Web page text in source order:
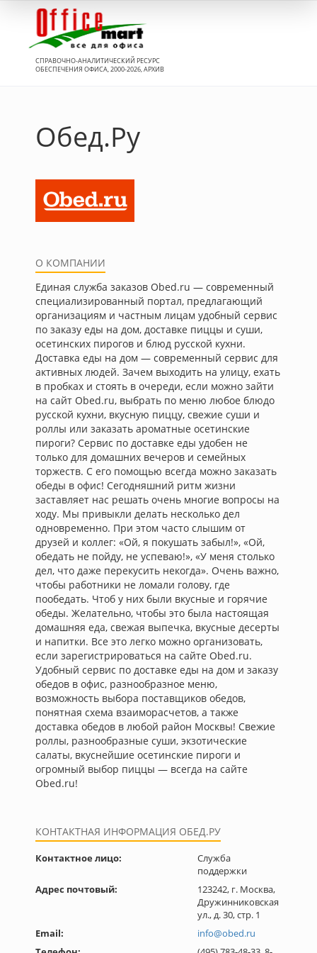
СПРАВОЧНО-АНАЛИТИЧЕСКИЙ РЕСУРС
ОБЕСПЕЧЕНИЯ ОФИСА, 2000-2026, АРХИВ
Обед.Ру
О КОМПАНИИ
Единая служба заказов Obed.ru — современный
специализированный портал, предлагающий
организациям и частным лицам удобный сервис
по заказу еды на дом, доставке пиццы и суши,
осетинских пирогов и блюд русской кухни.
Доставка еды на дом — современный сервис для
активных людей. Зачем выходить на улицу, ехать
в пробках и стоять в очереди, если можно зайти
на сайт Obed.ru, выбрать по меню любое блюдо
русской кухни, вкусную пиццу, свежие суши и
роллы или заказать ароматные осетинские
пироги? Сервис по доставке еды удобен не
только для домашних вечеров и семейных
торжеств. С его помощью всегда можно заказать
обеды в офис! Сегодняшний ритм жизни
заставляет нас решать очень многие вопросы на
ходу. Мы привыкли делать несколько дел
одновременно. При этом часто слышим от
друзей и коллег: «Ой, я покушать забыл!», «Ой,
обедать не пойду, не успеваю!», «У меня столько
дел, что даже перекусить некогда». Очень важно,
чтобы работники не ломали голову, где
пообедать. Чтоб у них были вкусные и горячие
обеды. Желательно, чтобы это была настоящая
домашняя еда, свежая выпечка, вкусные десерты
и напитки. Все это легко можно организовать,
если зарегистрироваться на сайте Obed.ru.
Удобный сервис по доставке еды на дом и заказу
обедов в офис, разнообразное меню,
возможность выбора поставщиков обедов,
понятная схема взаиморасчетов, а также
доставка обедов в любой район Москвы! Свежие
роллы, разнообразные суши, экзотические
салаты, вкуснейшие осетинские пироги и
огромный выбор пиццы — всегда на сайте
Obed.ru!
КОНТАКТНАЯ ИНФОРМАЦИЯ ОБЕД.РУ
Контактное лицо:
Служба
поддержки
Адрес почтовый:
123242, г. Москва,
Дружинниковская
ул., д. 30, cтр. 1
Email:
info@obed.ru